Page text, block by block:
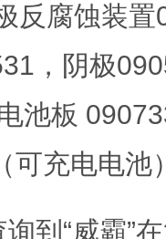
反腐蚀装
，阴极
池板
可充电电池
到“威霸”